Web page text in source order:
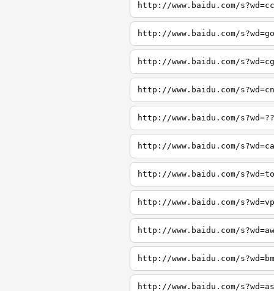
http://www.baidu.com/
http://www.baidu.com/
http://www.baidu.com/
http://www.baidu.com/
http://www.baidu.com/
http://www.baidu.com/
http://www.baidu.com/
http://www.baidu.com/
http://www.baidu.com/
http://www.baidu.com/
http://www.baidu.com/